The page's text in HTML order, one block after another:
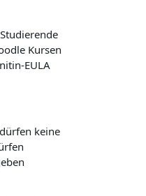
Kursen
EULA
keine